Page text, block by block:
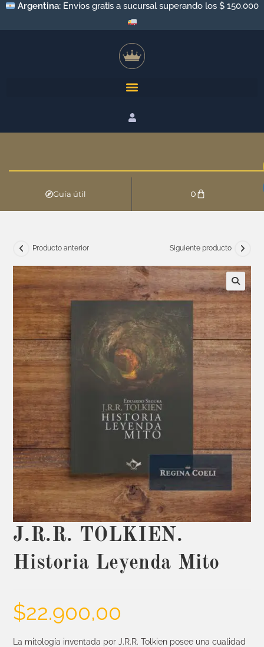
Argentina: Envíos gratis a sucursal superando los $ 150.000
Guía útil 0
Producto anterior Siguiente producto
J.R.R. TOLKIEN.
Historia Leyenda Mito
$22.900,00
La mitología inventada por J.R.R. Tolkien posee una cualidad